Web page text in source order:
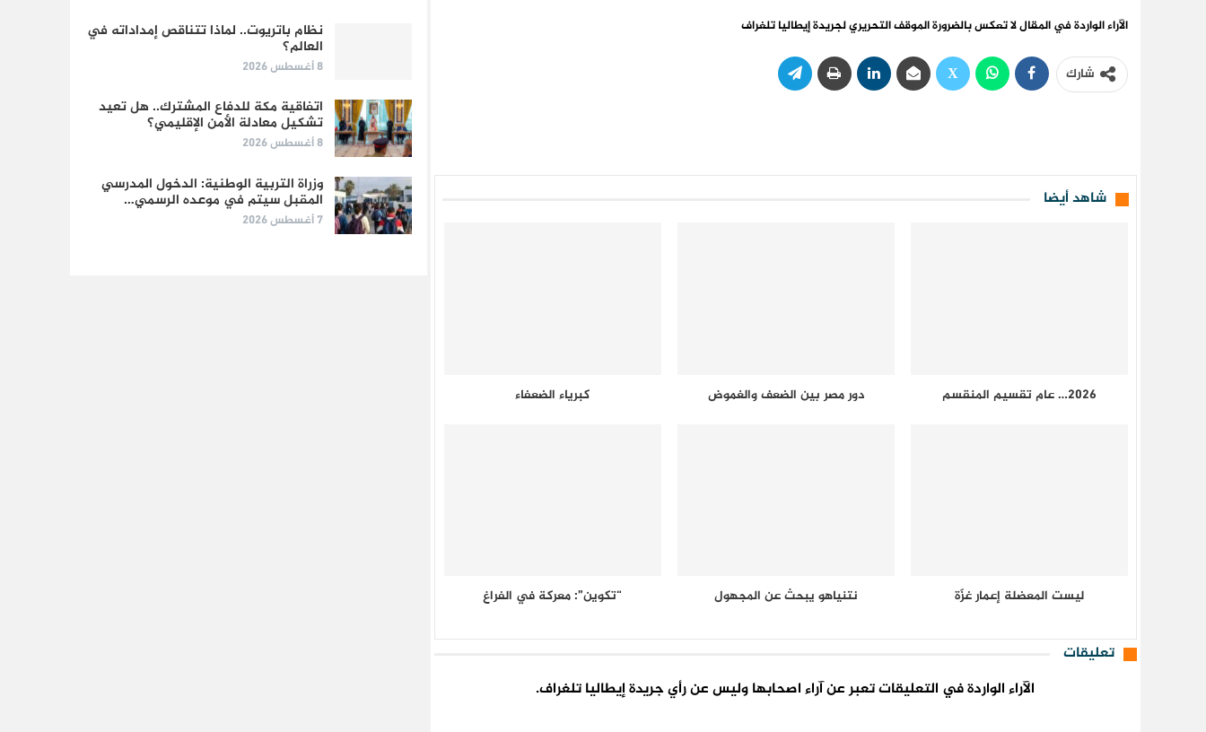
الآراء الواردة في المقال لا تعكس بالضرورة الموقف التحريري لجريدة إيطاليا تلغراف
شارك
شاهد أيضا
2026… عام تقسيم المنقسم دور مصر بين الضعف والغموض كبرياء الضعفاء
ليست المعضلة إعمار غزّة نتنياهو يبحث عن المجهول “تكوين”: معركة في الفراغ
تعليقات
الآراء الواردة في التعليقات تعبر عن آراء اصحابها وليس عن رأي جريدة إيطاليا تلغراف.
نظام باتريوت.. لماذا تتناقص إمداداته في
العالم؟
8 أغسطس 2026
اتفاقية مكة للدفاع المشترك.. هل تعيد
تشكيل معادلة الأمن الإقليمي؟
8 أغسطس 2026
وزراة التربية الوطنية: الدخول المدرسي
المقبل سیتم في موعده الرسمي…
7 أغسطس 2026